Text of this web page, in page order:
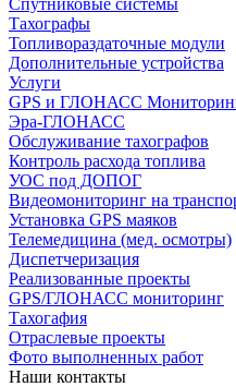
Тахографы
Топливораздаточные модули
Дополнительные устройства
Услуги
GPS и ГЛОНАСС
Эра-ГЛОНАСС
Обслуживание тахографов
Контроль расхода топлива
УОС под ДОПОГ
Видеомониторинг на
Установка GPS маяков
Телемедицина (мед. осмотры)
Диспетчеризация
Реализованные проекты
GPS/ГЛОНАСС мониторинг
Тахогафия
Отраслевые проекты
Фото выполненных работ
Наши контакты